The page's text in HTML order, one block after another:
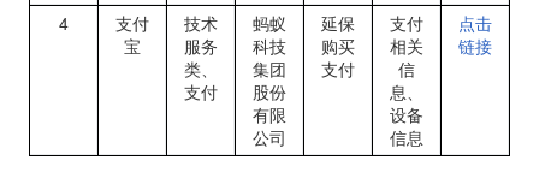
4
支付
宝
技术
服务
类、
支付
蚂蚁
科技
集团
股份
有限
公司
延保
购买
支付
支付
相关
信
息、
设备
信息
点击
链接